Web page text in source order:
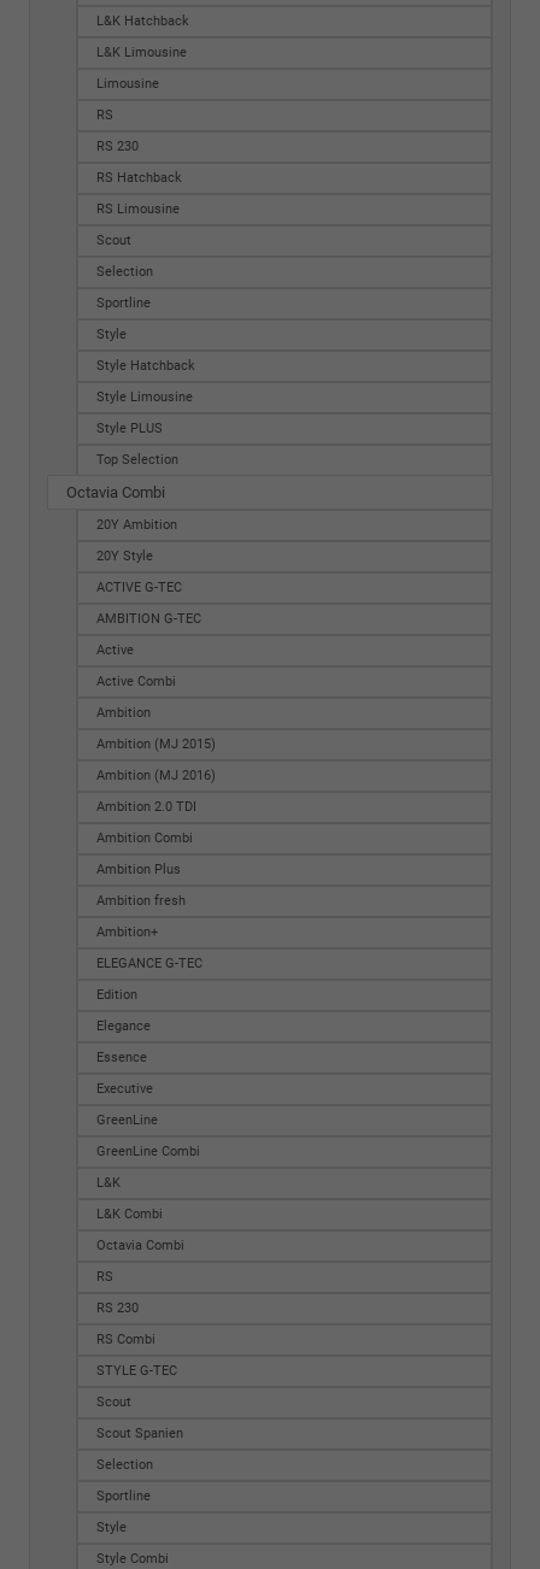
L&K Hatchback
L&K Limousine
Limousine
RS
RS 230
RS Hatchback
RS Limousine
Scout
Selection
Sportline
Style
Style Hatchback
Style Limousine
Style PLUS
Top Selection
Octavia Combi
20Y Ambition
20Y Style
ACTIVE G-TEC
AMBITION G-TEC
Active
Active Combi
Ambition
Ambition (MJ 2015)
Ambition (MJ 2016)
Ambition 2.0 TDI
Ambition Combi
Ambition Plus
Ambition fresh
Ambition+
ELEGANCE G-TEC
Edition
Elegance
Essence
Executive
GreenLine
GreenLine Combi
L&K
L&K Combi
Octavia Combi
RS
RS 230
RS Combi
STYLE G-TEC
Scout
Scout Spanien
Selection
Sportline
Style
Style Combi